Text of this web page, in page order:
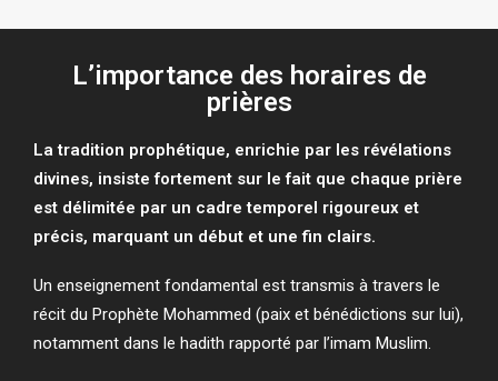
L’importance des horaires de
prières
La tradition prophétique, enrichie par les révélations
divines, insiste fortement sur le fait que chaque prière
est délimitée par un cadre temporel rigoureux et
précis, marquant un début et une fin clairs.
Un enseignement fondamental est transmis à travers le
récit du Prophète Mohammed (paix et bénédictions sur lui),
notamment dans le hadith rapporté par l’imam Muslim.